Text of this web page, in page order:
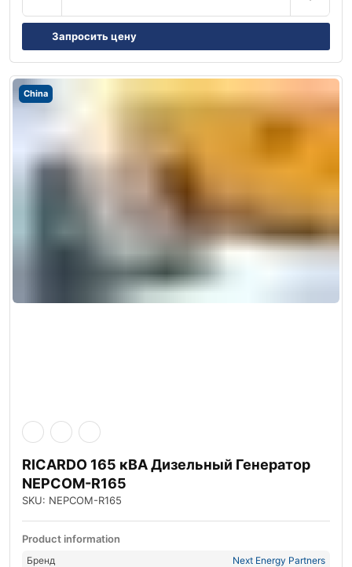
Запросить цену
China
RICARDO 165 кВА Дизельный Генератор
NEPCOM-R165
SKU: NEPCOM-R165
Product information
Бренд
Next Energy Partners